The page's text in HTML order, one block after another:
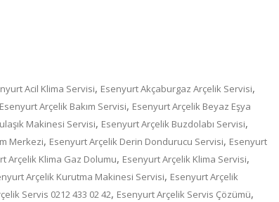
Acil Klima Servisi, Esenyurt Akçaburgaz Arçelik Servisi,
Esenyurt Arçelik Bakım Servisi, Esenyurt Arçelik Beyaz Eşya
Makinesi Servisi, Esenyurt Arçelik Buzdolabı Servisi,
Merkezi, Esenyurt Arçelik Derin Dondurucu Servisi, Esenyurt
Arçelik Klima Gaz Dolumu, Esenyurt Arçelik Klima Servisi,
Arçelik Kurutma Makinesi Servisi, Esenyurt Arçelik
Servis 0212 433 02 42, Esenyurt Arçelik Servis Çözümü,